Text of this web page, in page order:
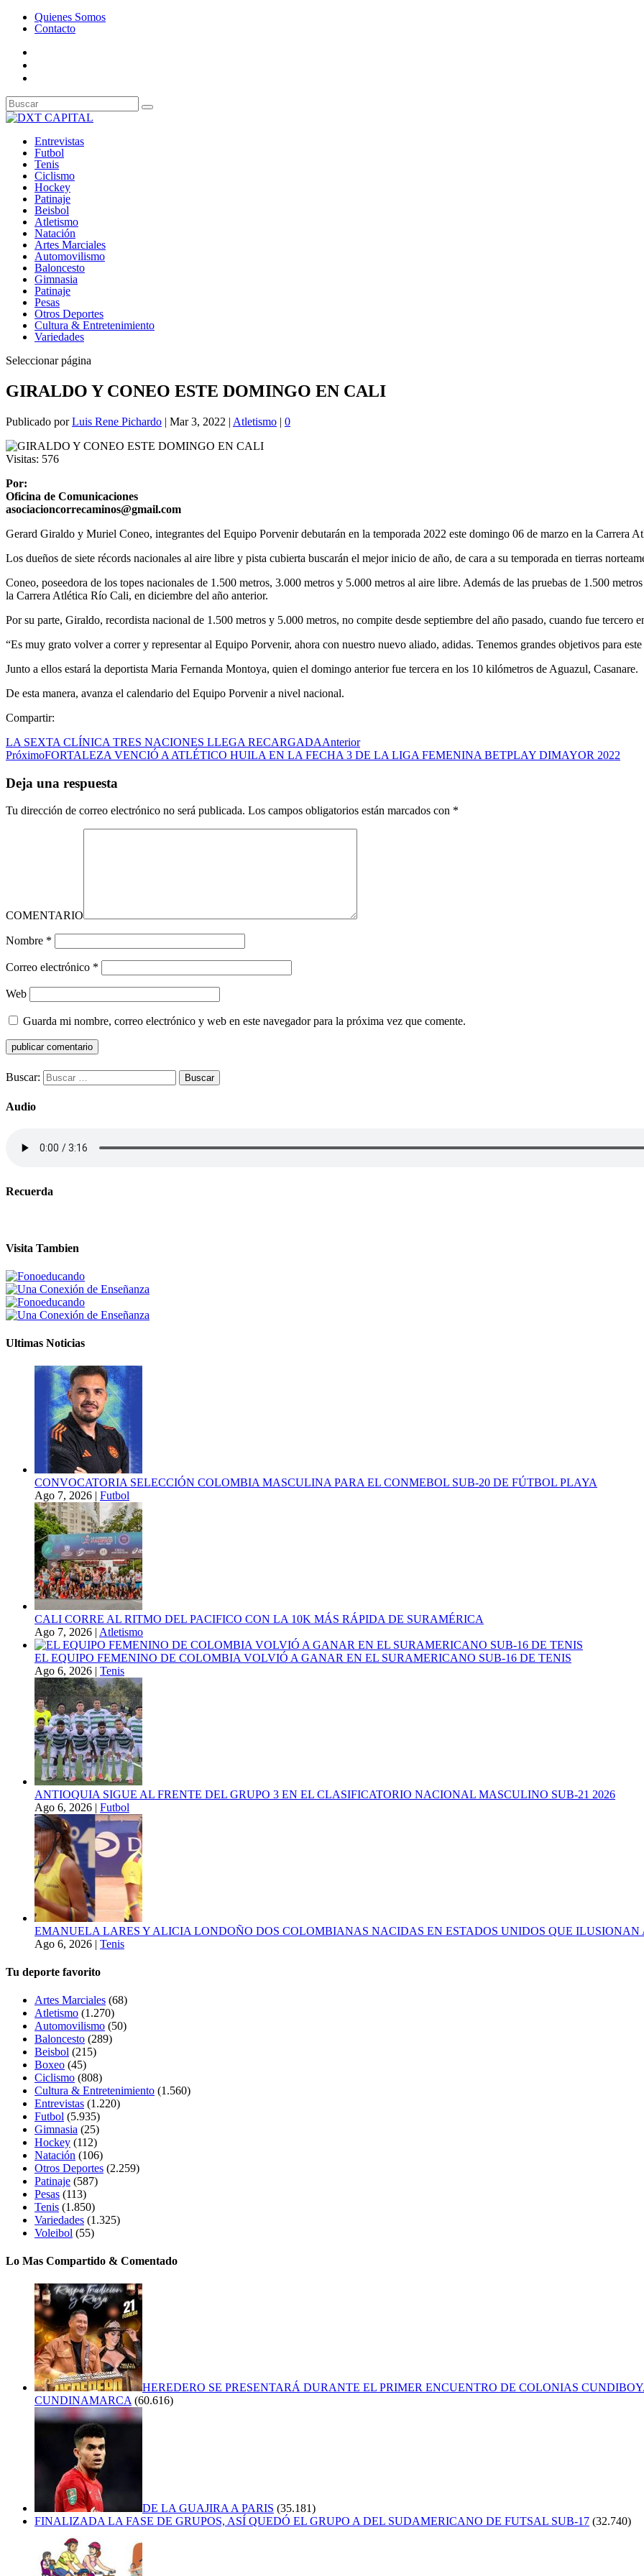
Quienes Somos
Contacto
Entrevistas
Futbol
Tenis
Ciclismo
Hockey
Patinaje
Beisbol
Atletismo
Natación
Artes Marciales
Automovilismo
Baloncesto
Gimnasia
Patinaje
Pesas
Otros Deportes
Cultura & Entretenimiento
Variedades
Seleccionar página
GIRALDO Y CONEO ESTE DOMINGO EN CALI
Publicado porLuis Rene Pichardo | Mar 3, 2022 | Atletismo | 0
Visitas: 576
Por:
Oficina de Comunicaciones
asociacioncorrecaminos@gmail.com
Gerard Giraldo y Muriel Coneo, integrantes del Equipo Porvenir debutarán en la temporada 2022 este domingo 06 de marzo en la Carrera
Los dueños de siete récords nacionales al aire libre y pista cubierta buscarán el mejor inicio de año, de cara a su temporada en tierras
Coneo, poseedora de los topes nacionales de 1.500 metros, 3.000 metros y 5.000 metros al aire libre. Además de las pruebas de 1.500
la Carrera Atlética Río Cali, en diciembre del año anterior.
Por su parte, Giraldo, recordista nacional de 1.500 metros y 5.000 metros, no compite desde septiembre del año pasado, cuando fue tercero
“Es muy grato volver a correr y representar al Equipo Porvenir, ahora con nuestro nuevo aliado, adidas. Tenemos grandes objetivos para
Junto a ellos estará la deportista Maria Fernanda Montoya, quien el domingo anterior fue tercera en los 10 kilómetros de Aguazul, Casanare.
De esta manera, avanza el calendario del Equipo Porvenir a nivel nacional.
Compartir:
LA SEXTA CLÍNICA TRES NACIONES LLEGA RECARGADAAnterior
PróximoFORTALEZA VENCIÓ A ATLÉTICO HUILA EN LA FECHA 3 DE LA LIGA FEMENINA BETPLAY DIMAYOR 2022
Deja una respuesta
Tu dirección de correo electrónico no será publicada. Los campos obligatorios están marcados con *
COMENTARIO
Nombre *
Correo electrónico *
Web
Guarda mi nombre, correo electrónico y web en este navegador para la próxima vez que comente.
Buscar:
Audio
Recuerda
Visita Tambien
Ultimas Noticias
CONVOCATORIA SELECCIÓN COLOMBIA MASCULINA PARA EL CONMEBOL SUB-20 DE FÚTBOL PLAYA
Ago 7, 2026 | Futbol
CALI CORRE AL RITMO DEL PACIFICO CON LA 10K MÁS RÁPIDA DE SURAMÉRICA
Ago 7, 2026 | Atletismo
EL EQUIPO FEMENINO DE COLOMBIA VOLVIÓ A GANAR EN EL SURAMERICANO SUB-16 DE TENIS
Ago 6, 2026 | Tenis
ANTIOQUIA SIGUE AL FRENTE DEL GRUPO 3 EN EL CLASIFICATORIO NACIONAL MASCULINO SUB-21 2026
Ago 6, 2026 | Futbol
EMANUELA LARES Y ALICIA LONDOÑO DOS COLOMBIANAS NACIDAS EN ESTADOS UNIDOS QUE
Ago 6, 2026 | Tenis
Tu deporte favorito
Artes Marciales (68)
Atletismo (1.270)
Automovilismo (50)
Baloncesto (289)
Beisbol (215)
Boxeo (45)
Ciclismo (808)
Cultura & Entretenimiento (1.560)
Entrevistas (1.220)
Futbol (5.935)
Gimnasia (25)
Hockey (112)
Natación (106)
Otros Deportes (2.259)
Patinaje (587)
Pesas (113)
Tenis (1.850)
Variedades (1.325)
Voleibol (55)
Lo Mas Compartido & Comentado
HEREDERO SE PRESENTARÁ DURANTE EL PRIMER ENCUENTRO DE COLONIAS
CUNDINAMARCA (60.616)
DE LA GUAJIRA A PARIS (35.181)
FINALIZADA LA FASE DE GRUPOS, ASÍ QUEDÓ EL GRUPO A DEL SUDAMERICANO DE FUTSAL SUB-17 (32.740)